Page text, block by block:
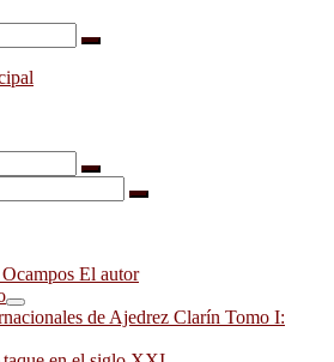
Buscar
Buscar
Buscar
El autor
de Ajedrez Clarín Tomo I: